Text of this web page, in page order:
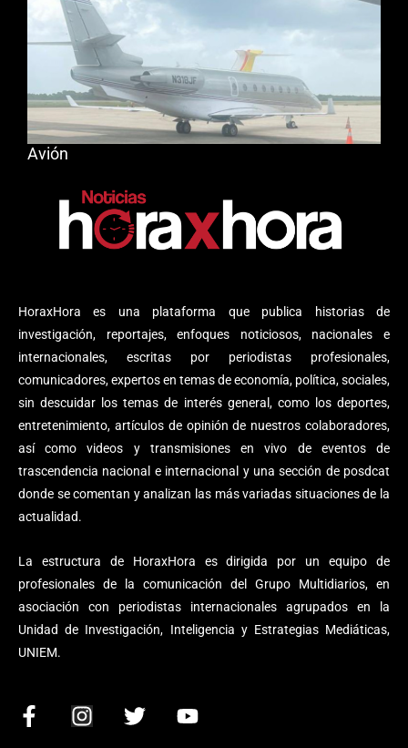
HoraxHora es una plataforma que publica historias de
investigación, reportajes, enfoques noticiosos, nacionales e
internacionales, escritas por periodistas profesionales,
comunicadores, expertos en temas de economía, política, sociales,
sin descuidar los temas de interés general, como los deportes,
entretenimiento, artículos de opinión de nuestros colaboradores,
así como videos y transmisiones en vivo de eventos de
trascendencia nacional e internacional y una sección de posdcat
donde se comentan y analizan las más variadas situaciones de la
actualidad.
La estructura de HoraxHora es dirigida por un equipo de
profesionales de la comunicación del Grupo Multidiarios, en
asociación con periodistas internacionales agrupados en la
Unidad de Investigación, Inteligencia y Estrategias Mediáticas,
UNIEM.
F
I
T
Y
Avión